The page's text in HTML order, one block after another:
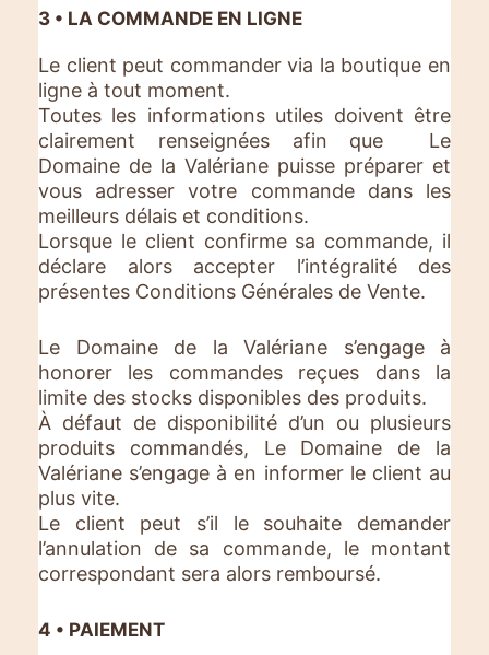
3 • LA COMMANDE EN LIGNE
Le client peut commander via la boutique en
ligne à tout moment.
Toutes les informations utiles doivent être
clairement renseignées afin que Le
Domaine de la Valériane puisse préparer et
vous adresser votre commande dans les
meilleurs délais et conditions.
Lorsque le client confirme sa commande, il
déclare alors accepter l’intégralité des
présentes Conditions Générales de Vente.
Le Domaine de la Valériane s’engage à
honorer les commandes reçues dans la
limite des stocks disponibles des produits.
À défaut de disponibilité d’un ou plusieurs
produits commandés, Le Domaine de la
Valériane s’engage à en informer le client au
plus vite.
Le client peut s’il le souhaite demander
l’annulation de sa commande, le montant
correspondant sera alors remboursé.
4 • PAIEMENT